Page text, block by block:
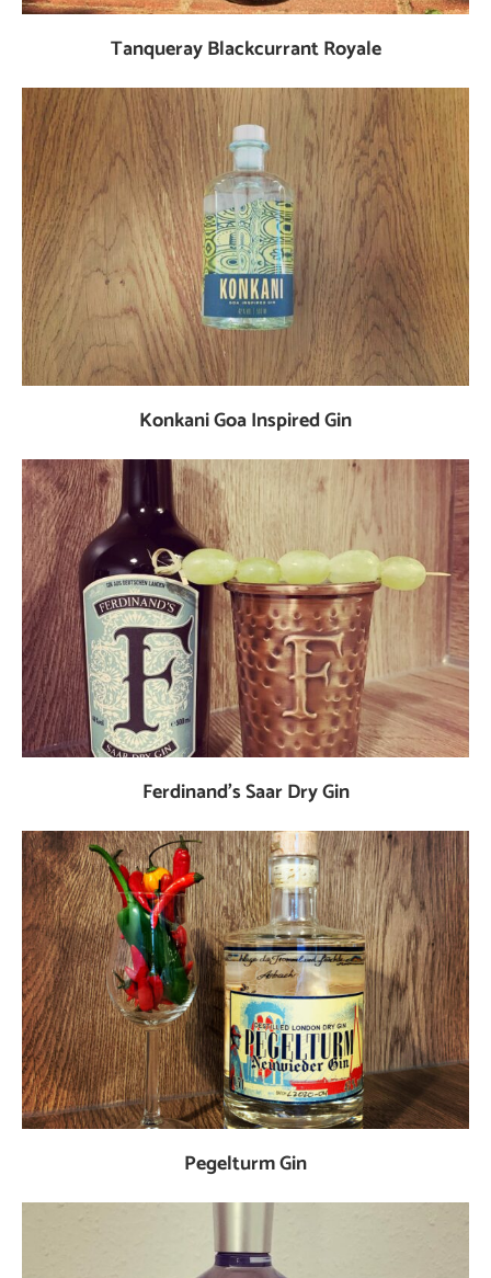
Tanqueray Blackcurrant Royale
Konkani Goa Inspired Gin
Ferdinand’s Saar Dry Gin
Pegelturm Gin